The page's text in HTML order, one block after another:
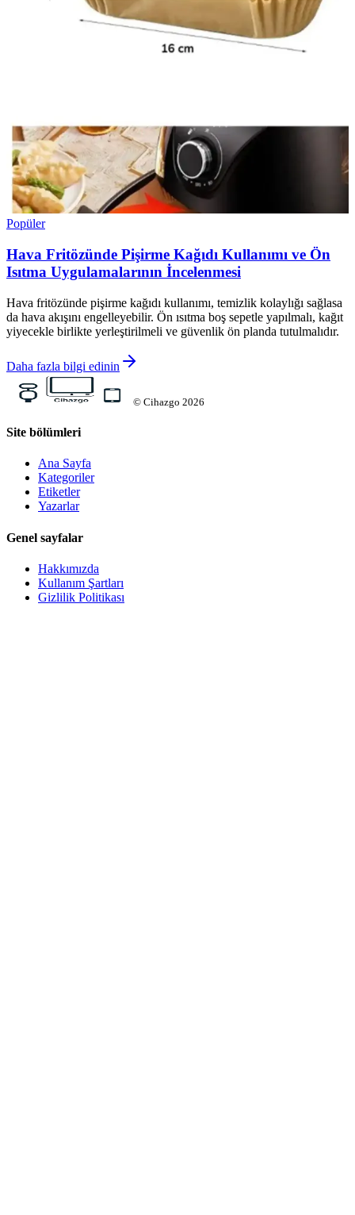
Popüler
Hava Fritözünde Pişirme Kağıdı Kullanımı ve Ön
Isıtma Uygulamalarının İncelenmesi
Hava fritözünde pişirme kağıdı kullanımı, temizlik kolaylığı sağlasa
da hava akışını engelleyebilir. Ön ısıtma boş sepetle yapılmalı, kağıt
yiyecekle birlikte yerleştirilmeli ve güvenlik ön planda tutulmalıdır.
Daha fazla bilgi edinin
© Cihazgo 2026
Site bölümleri
Ana Sayfa
Kategoriler
Etiketler
Yazarlar
Genel sayfalar
Hakkımızda
Kullanım Şartları
Gizlilik Politikası